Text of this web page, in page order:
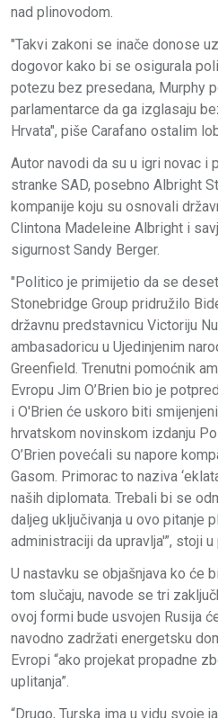
nad plinovodom.
"Takvi zakoni se inače donose
dogovor kako bi se osigurala
potezu bez presedana, Murphy
parlamentarce da ga izglasaju
Hrvata", piše Carafano ostalim
Autor navodi da su u igri novac i
stranke SAD, posebno Albright
kompanije koju su osnovali
Clintona Madeleine Albright i
sigurnost Sandy Berger.
"Politico je primijetio da se
Stonebridge Group pridružilo
državnu predstavnicu Victoriju
ambasadoricu u Ujedinjenim
Greenfield. Trenutni pomoćnik
Evropu Jim O’Brien bio je
i O'Brien će uskoro biti
hrvatskom novinskom izdanju
O’Brien povećali su napore
Gasom. Primorac to naziva
naših diplomata. Trebali bi se
daljeg uključivanja u ovo pitanje
administraciji da upravlja'”, stoji u
U nastavku se objašnjava ko će
tom slučaju, navode se tri
ovoj formi bude usvojen Rusija
navodno zadržati energetsku
Evropi “ako projekat propadne
uplitanja”.
“Drugo, Turska ima u vidu svoje